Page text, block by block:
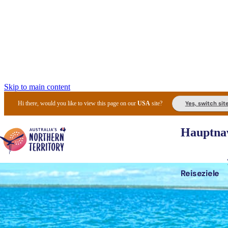
Skip to main content
Hi there, would you like to view this page on ourUSA site? Yes, switch
Reiseziele